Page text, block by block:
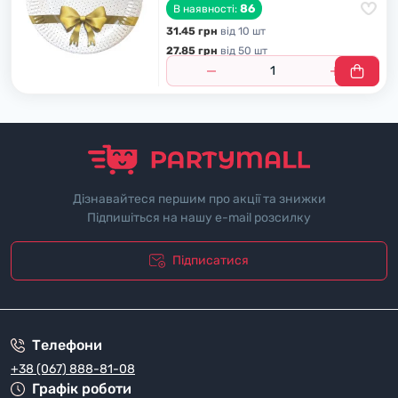
В наявності: 86
31.45 грн вiд 10 шт
27.85 грн вiд 50 шт
Дізнавайтеся першим про акції та знижки
Підпишіться на нашу e-mail розсилку
Підписатися
Телефони
+38 (067) 888-81-08
Графік роботи